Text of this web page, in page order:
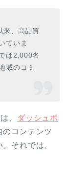
来、高品質
ていま
は2,000名
域のコミ
、
ダッシュボ
コンテンツ
それでは、